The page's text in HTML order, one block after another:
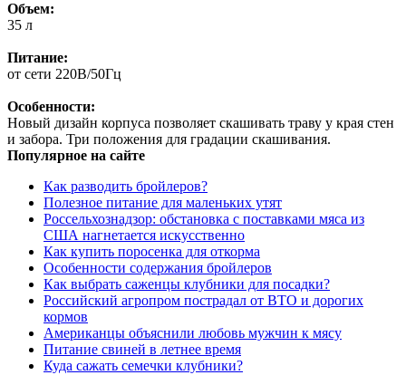
Объем:
35 л
Питание:
от сeти 220В/50Гц
Особенности:
Новый дизайн корпуса позволяет скашивать траву у края стен
и забора. Три положения для градации скашивания.
Популярное на сайте
Как разводить бройлеров?
Полезное питание для маленьких утят
Россельхознадзор: обстановка с поставками мяса из
США нагнетается искусственно
Как купить поросенка для откорма
Особенности содержания бройлеров
Как выбрать саженцы клубники для посадки?
Российский агропром пострадал от ВТО и дорогих
кормов
Американцы объяснили любовь мужчин к мясу
Питание свиней в летнее время
Куда сажать семечки клубники?